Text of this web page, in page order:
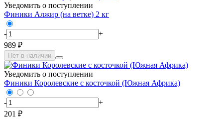
Уведомить о поступлении
Финики Алжир (на ветке) 2 кг
-
+
989 ₽
Нет в наличии
Уведомить о поступлении
Финики Королевские с косточкой (Южная Африка)
-
+
201 ₽